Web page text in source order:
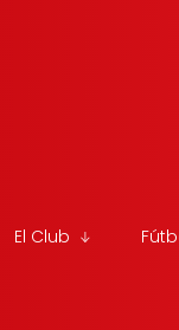
El Club